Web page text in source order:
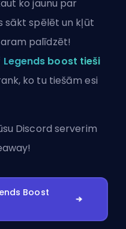
ko jaunu par
sākt spēlēt un kļūt
palīdzēt!
Legends boost tieši
ko tu tiešām esi
Discord serverim
Boost